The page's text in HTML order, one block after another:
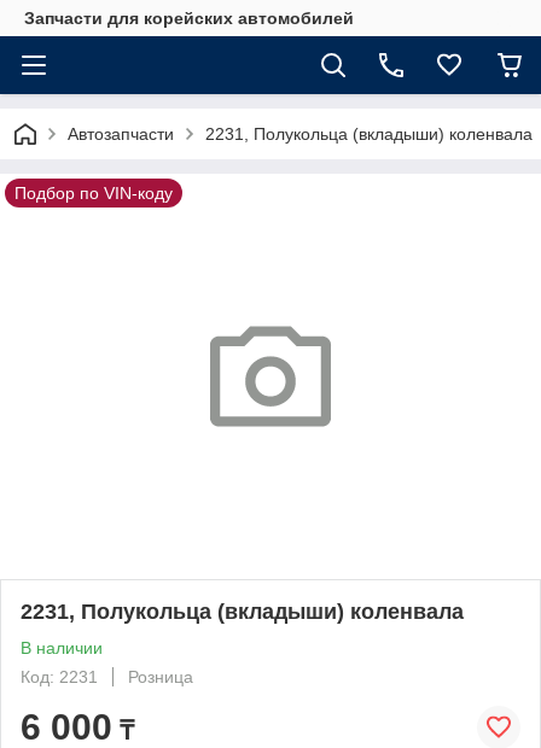
Запчасти для корейских автомобилей
Автозапчасти 2231, Полукольца (вкладыши) коленвала
Подбор по VIN-коду
2231, Полукольца (вкладыши) коленвала
В наличии
Код: 2231
Розница
6 000 ₸